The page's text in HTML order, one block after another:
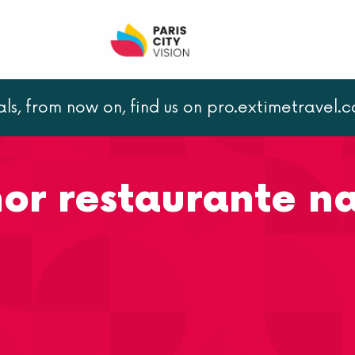
from now on, find us on
Paris Encontre o melhor restaurante na Disney
restaurante